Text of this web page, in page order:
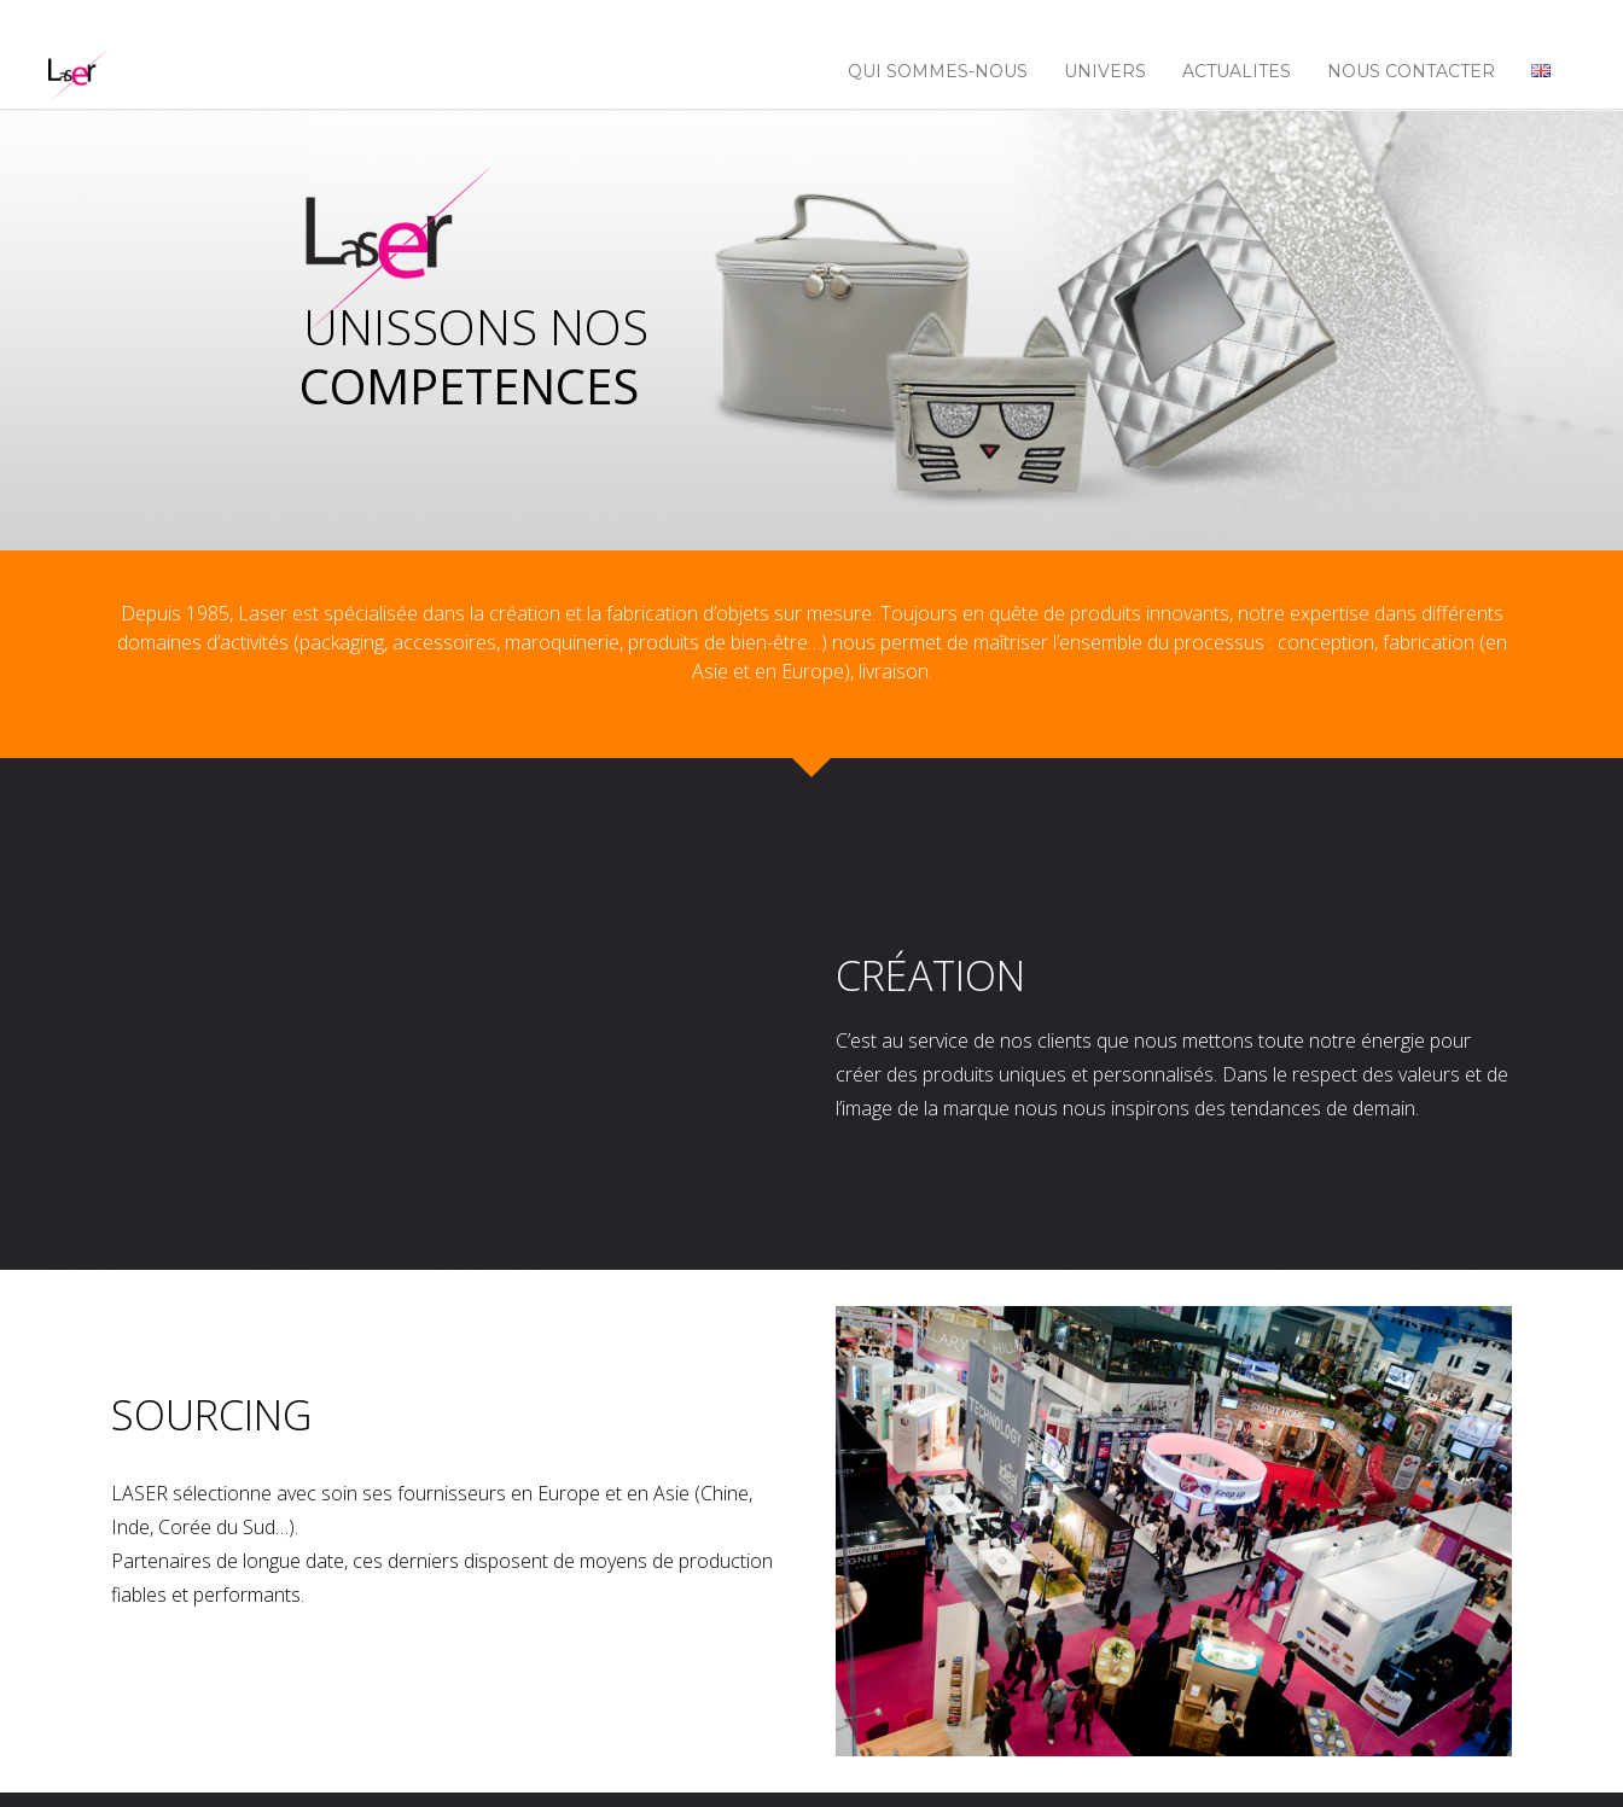
QUI SOMMES-NOUS UNIVERS ACTUALITES NOUS CONTACTER
COMPETENCES
UNISSONS NOS
Depuis 1985, Laser est spécialisée dans la création et la fabrication d’objets sur mesure. Toujours en quête de produits innovants, notre expertise dans différents
domaines d’activités (packaging, accessoires, maroquinerie, produits de bien-être…) nous permet de maîtriser l’ensemble du processus : conception, fabrication (en
Asie et en Europe), livraison.
CRÉATION
C’est au service de nos clients que nous mettons toute notre énergie pour
créer des produits uniques et personnalisés. Dans le respect des valeurs et de
l’image de la marque nous nous inspirons des tendances de demain.
SOURCING
LASER sélectionne avec soin ses fournisseurs en Europe et en Asie (Chine,
Inde, Corée du Sud…).
Partenaires de longue date, ces derniers disposent de moyens de production
fiables et performants.